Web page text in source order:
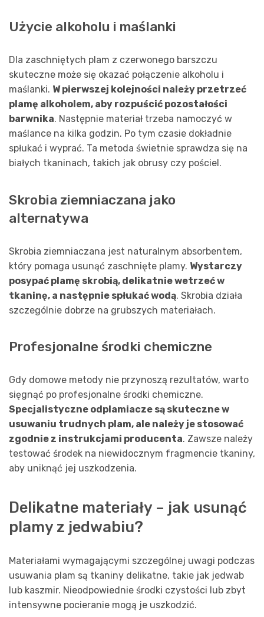
Użycie alkoholu i maślanki
Dla zaschniętych plam z czerwonego barszczu
skuteczne może się okazać połączenie alkoholu i
maślanki. W pierwszej kolejności należy przetrzeć
plamę alkoholem, aby rozpuścić pozostałości
barwnika. Następnie materiał trzeba namoczyć w
maślance na kilka godzin. Po tym czasie dokładnie
spłukać i wyprać. Ta metoda świetnie sprawdza się na
białych tkaninach, takich jak obrusy czy pościel.
Skrobia ziemniaczana jako
alternatywa
Skrobia ziemniaczana jest naturalnym absorbentem,
który pomaga usunąć zaschnięte plamy. Wystarczy
posypać plamę skrobią, delikatnie wetrzeć w
tkaninę, a następnie spłukać wodą. Skrobia działa
szczególnie dobrze na grubszych materiałach.
Profesjonalne środki chemiczne
Gdy domowe metody nie przynoszą rezultatów, warto
sięgnąć po profesjonalne środki chemiczne.
Specjalistyczne odplamiacze są skuteczne w
usuwaniu trudnych plam, ale należy je stosować
zgodnie z instrukcjami producenta. Zawsze należy
testować środek na niewidocznym fragmencie tkaniny,
aby uniknąć jej uszkodzenia.
Delikatne materiały – jak usunąć
plamy z jedwabiu?
Materiałami wymagającymi szczególnej uwagi podczas
usuwania plam są tkaniny delikatne, takie jak jedwab
lub kaszmir. Nieodpowiednie środki czystości lub zbyt
intensywne pocieranie mogą je uszkodzić.